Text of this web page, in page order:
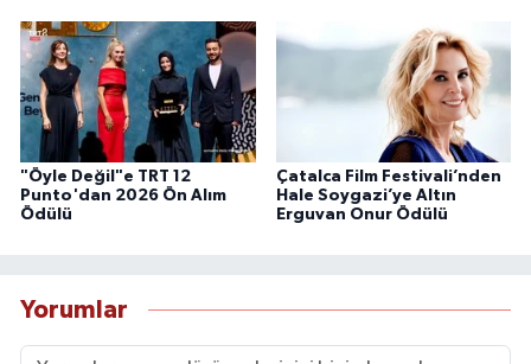
"Öyle Değil"e TRT 12
Punto'dan 2026 Ön Alım
Ödülü
Çatalca Film Festivali’nden
Hale Soygazi’ye Altın
Erguvan Onur Ödülü
Yorumlar